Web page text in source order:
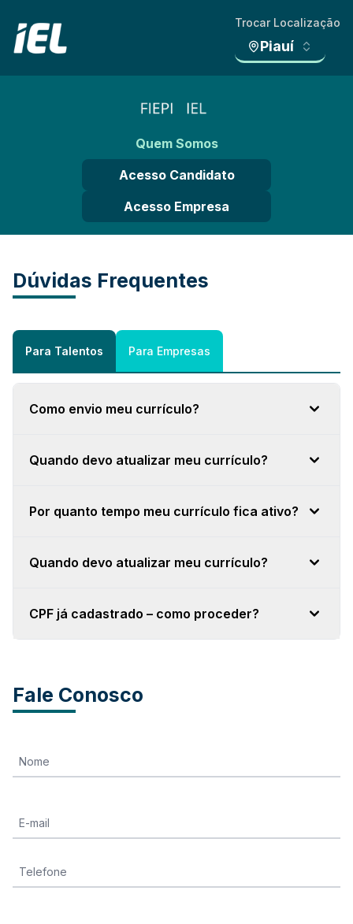
Trocar Localização
Piauí
Quem Somos
Acesso Candidato
Acesso Empresa
Dúvidas Frequentes
Para Talentos Para Empresas
Como envio meu currículo?
Quando devo atualizar meu currículo?
Por quanto tempo meu currículo fica ativo?
Quando devo atualizar meu currículo?
CPF já cadastrado – como proceder?
Fale Conosco
Nome
E-mail
Telefone